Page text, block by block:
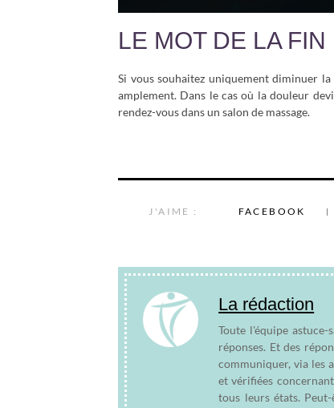
LE MOT DE LA FIN
Si vous souhaitez uniquement diminuer
amplement. Dans le cas où la douleur
rendez-vous dans un salon de massage.
J'AIME : FACEBOOK
La rédaction
Toute l'équipe
réponses. Et des
communiquer, via les
et vérifiées
tous leurs états.